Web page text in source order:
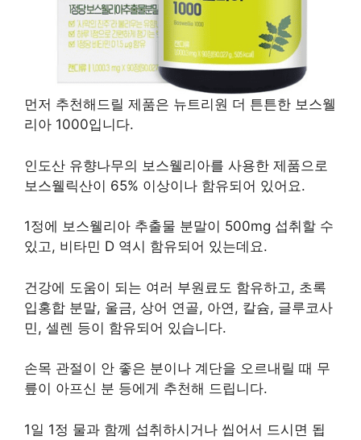
먼저 추천해드릴 제품은 뉴트리원 더 튼튼한 보스웰
리아 1000입니다.
인도산 유향나무의 보스웰리아를 사용한 제품으로
보스웰릭산이 65% 이상이나 함유되어 있어요.
1정에 보스웰리아 추출물 분말이 500mg 섭취할 수
있고, 비타민 D 역시 함유되어 있는데요.
건강에 도움이 되는 여러 부원료도 함유하고, 초록
입홍합 분말, 울금, 상어 연골, 아연, 칼슘, 글루코사
민, 셀렌 등이 함유되어 있습니다.
손목 관절이 안 좋은 분이나 계단을 오르내릴 때 무
릎이 아프신 분 등에게 추천해 드립니다.
1일 1정 물과 함께 섭취하시거나 씹어서 드시면 됩